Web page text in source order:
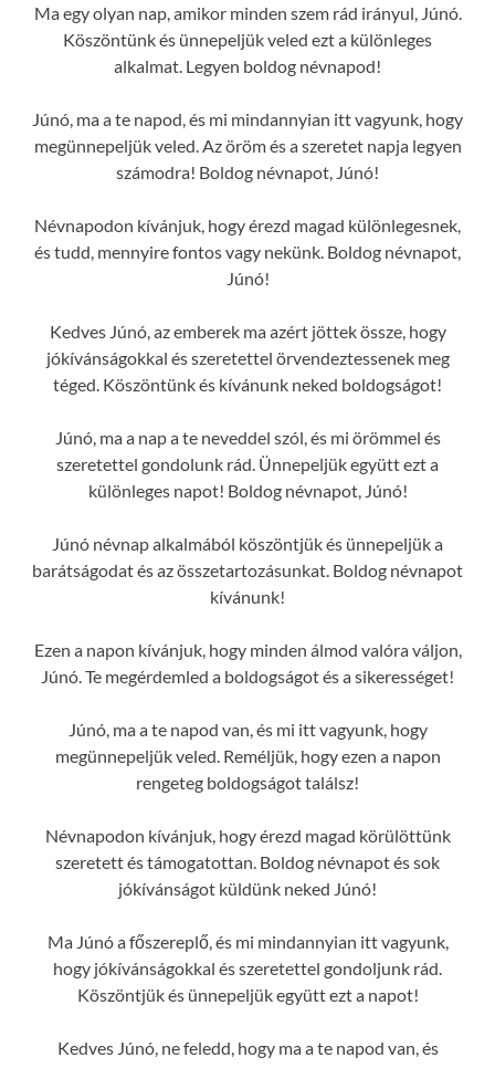
Ma egy olyan nap, amikor minden szem rád irányul, Júnó.
Köszöntünk és ünnepeljük veled ezt a különleges
alkalmat. Legyen boldog névnapod!
Júnó, ma a te napod, és mi mindannyian itt vagyunk, hogy
megünnepeljük veled. Az öröm és a szeretet napja legyen
számodra! Boldog névnapot, Júnó!
Névnapodon kívánjuk, hogy érezd magad különlegesnek,
és tudd, mennyire fontos vagy nekünk. Boldog névnapot,
Júnó!
Kedves Júnó, az emberek ma azért jöttek össze, hogy
jókívánságokkal és szeretettel örvendeztessenek meg
téged. Köszöntünk és kívánunk neked boldogságot!
Júnó, ma a nap a te neveddel szól, és mi örömmel és
szeretettel gondolunk rád. Ünnepeljük együtt ezt a
különleges napot! Boldog névnapot, Júnó!
Júnó névnap alkalmából köszöntjük és ünnepeljük a
barátságodat és az összetartozásunkat. Boldog névnapot
kívánunk!
Ezen a napon kívánjuk, hogy minden álmod valóra váljon,
Júnó. Te megérdemled a boldogságot és a sikerességet!
Júnó, ma a te napod van, és mi itt vagyunk, hogy
megünnepeljük veled. Reméljük, hogy ezen a napon
rengeteg boldogságot találsz!
Névnapodon kívánjuk, hogy érezd magad körülöttünk
szeretett és támogatottan. Boldog névnapot és sok
jókívánságot küldünk neked Júnó!
Ma Júnó a főszereplő, és mi mindannyian itt vagyunk,
hogy jókívánságokkal és szeretettel gondoljunk rád.
Köszöntjük és ünnepeljük együtt ezt a napot!
Kedves Júnó, ne feledd, hogy ma a te napod van, és